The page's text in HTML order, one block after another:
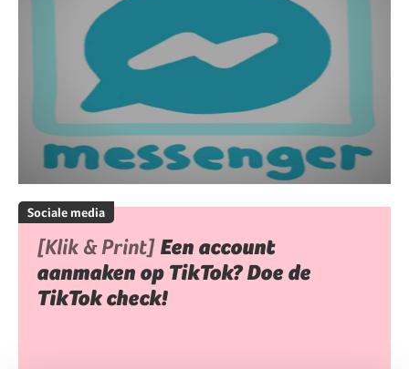
Sociale media
[Klik & Print] Een account
aanmaken op TikTok? Doe de
TikTok check!